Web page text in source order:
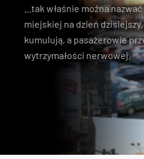
...tak właśnie można
miejskiej na dzień
kumulują, a pasażerowie
wytrzymałości nerwowej.